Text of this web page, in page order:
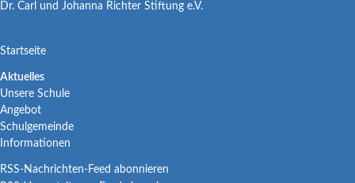
Dr. Carl und Johanna Richter Stiftung e.V.
Navigation
Startseite
Navigation
überspringen
Aktuelles
Unsere Schule
Angebot
Schulgemeinde
Informationen
RSS-Nachrichten-Feed abonnieren